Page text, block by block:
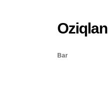
Bar